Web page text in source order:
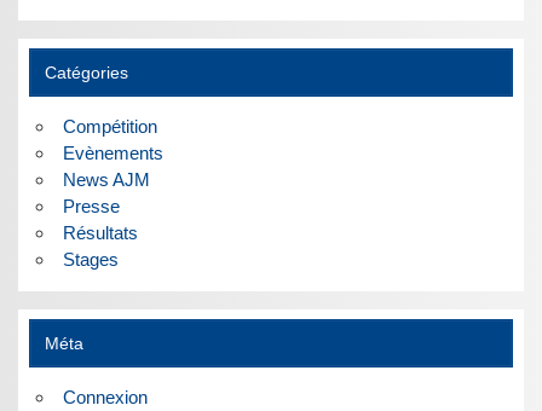
Catégories
Compétition
Evènements
News AJM
Presse
Résultats
Stages
Méta
Connexion